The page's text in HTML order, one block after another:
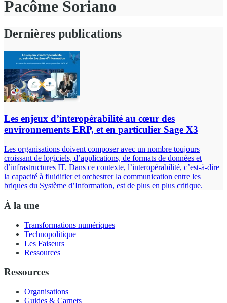
Pacôme Soriano
Dernières publications
Les enjeux d’interopérabilité au cœur des
environnements ERP, et en particulier Sage X3
Les organisations doivent composer avec un nombre toujours
croissant de logiciels, d’applications, de formats de données et
d’infrastructures IT. Dans ce contexte, l’interopérabilité, c’est-à-dire
la capacité à fluidifier et orchestrer la communication entre les
briques du Système d’Information, est de plus en plus critique.
À la une
Transformations numériques
Technopolitique
Les Faiseurs
Ressources
Ressources
Organisations
Guides & Carnets